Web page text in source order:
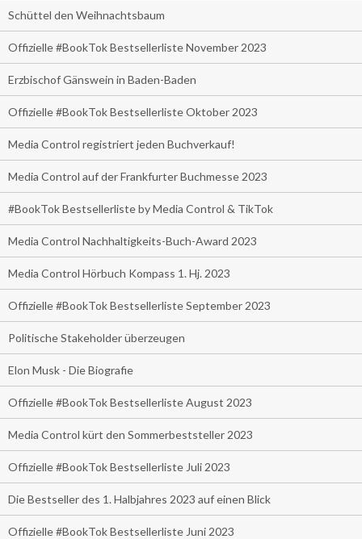
Schüttel den Weihnachtsbaum
Offizielle #BookTok Bestsellerliste November 2023
Erzbischof Gänswein in Baden-Baden
Offizielle #BookTok Bestsellerliste Oktober 2023
Media Control registriert jeden Buchverkauf!
Media Control auf der Frankfurter Buchmesse 2023
#BookTok Bestsellerliste by Media Control & TikTok
Media Control Nachhaltigkeits-Buch-Award 2023
Media Control Hörbuch Kompass 1. Hj. 2023
Offizielle #BookTok Bestsellerliste September 2023
Politische Stakeholder überzeugen
Elon Musk - Die Biografie
Offizielle #BookTok Bestsellerliste August 2023
Media Control kürt den Sommerbeststeller 2023
Offizielle #BookTok Bestsellerliste Juli 2023
Die Bestseller des 1. Halbjahres 2023 auf einen Blick
Offizielle #BookTok Bestsellerliste Juni 2023